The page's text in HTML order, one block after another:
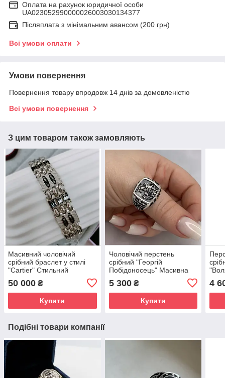
Оплата на рахунок юридичної особи
UA023052990000026003030134377
Післяплата з мінімальним авансом (200 грн)
Всі умови оплати
Умови повернення
Повернення товару впродовж 14 днів за домовленістю
Всі умови повернення
З цим товаром також замовляють
Масивний чоловічий
срібний браслет у стилі
"Cartier" Стильний
срібла
50 000 ₴
Купити
Чоловічий перстень
срібний "Георгій
Побідоносець" Масивна
чоловіча каблучка оберіг зі
срібла
5 300₴
Купити
4
Подібні товари компанії